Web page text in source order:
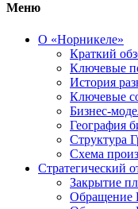
Меню
О «Норникеле»
Краткий
Ключевые
История
Ключевые
Бизнес-
География
Структура
Схема
Стратегический
Закрытие
Обращение